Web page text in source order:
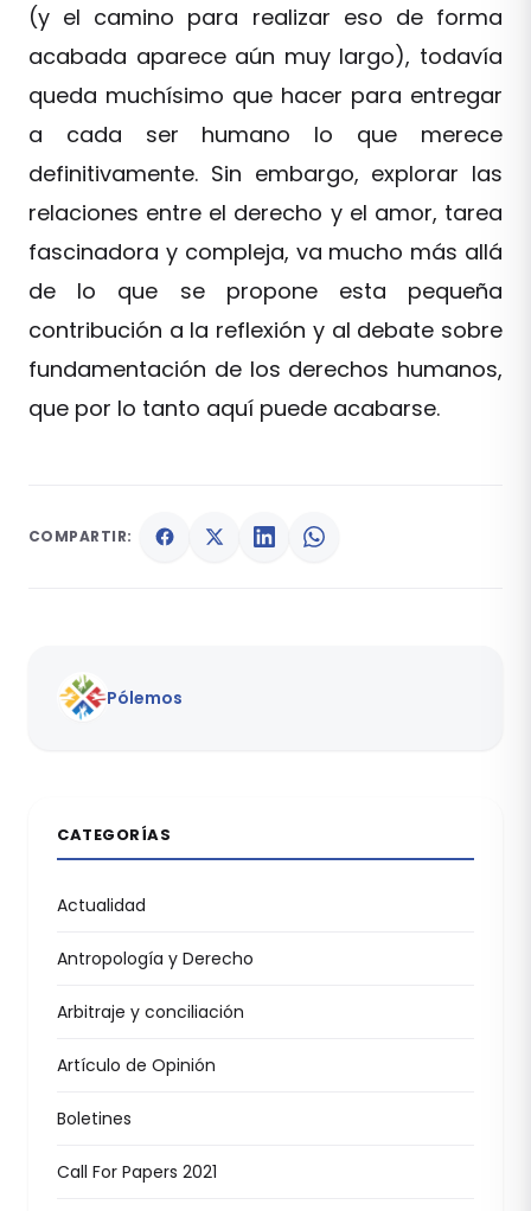
(y el camino para realizar eso de forma
acabada aparece aún muy largo), todavía
queda muchísimo que hacer para entregar
a cada ser humano lo que merece
definitivamente. Sin embargo, explorar las
relaciones entre el derecho y el amor, tarea
fascinadora y compleja, va mucho más allá
de lo que se propone esta pequeña
contribución a la reflexión y al debate sobre
fundamentación de los derechos humanos,
que por lo tanto aquí puede acabarse.
COMPARTIR:
Pólemos
CATEGORÍAS
Actualidad
Antropología y Derecho
Arbitraje y conciliación
Artículo de Opinión
Boletines
Call For Papers 2021